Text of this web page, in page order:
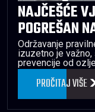
NAJČEŠĆE
POGREŠAN
Održavanje
izuzetno je
prevencije od
PROČITAJ VIŠE